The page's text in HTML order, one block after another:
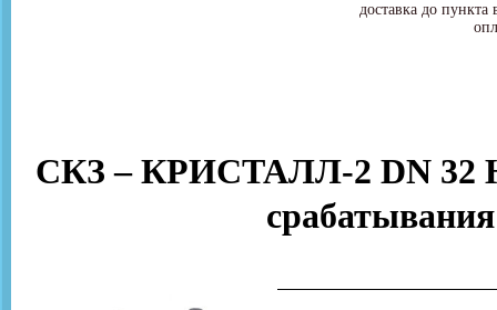
доставка до
СКЗ – КРИСТАЛЛ-2 DN 32